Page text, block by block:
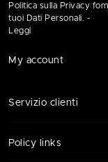
Politica sulla Privacy
tuoi Dati Personali. -
Leggi
My account
Servizio clienti
Policy links